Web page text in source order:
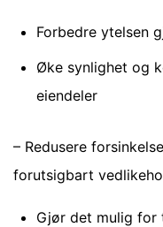
Forbedre ytelsen
Øke synlighet og
eiendeler
– Redusere
forutsigbart
Gjør det mulig for